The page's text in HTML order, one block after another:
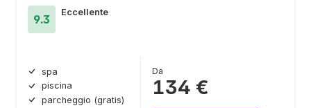
9.3
Eccellente
spa
piscina
parcheggio (gratis)
Da
134 €